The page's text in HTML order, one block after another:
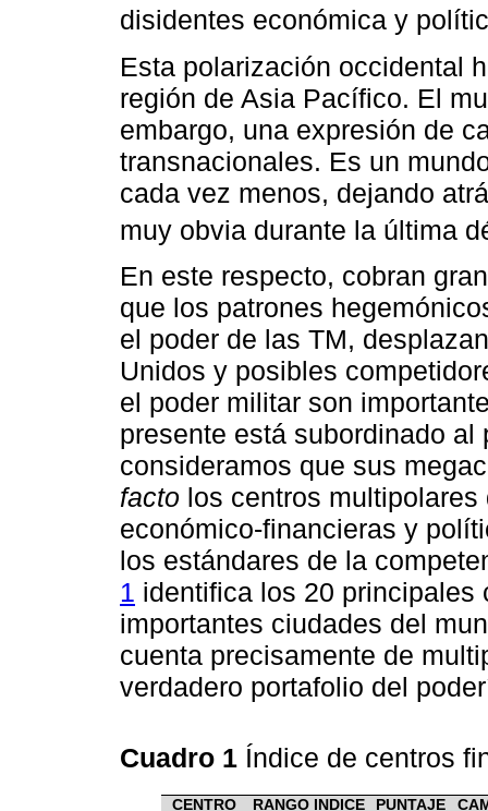
disidentes económica y
Esta polarización occidental
región de Asia Pacífico. El
embargo, una expresión de
transnacionales. Es un
cada vez menos, dejando
muy obvia durante la última
En este respecto, cobran
que los patrones
el poder de las TM,
Unidos y posibles
el poder militar son
presente está subordinado
consideramos que sus
facto los centros
económico-financieras y
los estándares de la
1 identifica los 20 principales
importantes ciudades del
cuenta precisamente de
verdadero portafolio del
Cuadro 1 Índice de centros
CENTRO RANGO INDICE PUNTAJE